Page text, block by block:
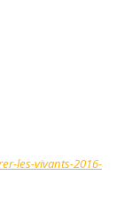
les-vivants-2016-